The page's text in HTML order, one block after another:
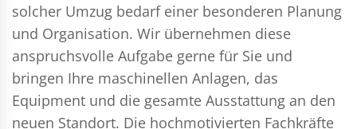
solcher Umzug bedarf einer besonderen Planung
und Organisation. Wir übernehmen diese
anspruchsvolle Aufgabe gerne für Sie und
bringen Ihre maschinellen Anlagen, das
Equipment und die gesamte Ausstattung an den
neuen Standort. Die hochmotivierten Fachkräfte